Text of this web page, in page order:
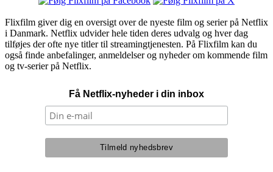
Flixfilm giver dig en oversigt over de nyeste film og serier på Netflix
i Danmark. Netflix udvider hele tiden deres udvalg og hver dag
tilføjes der ofte nye titler til streamingtjenesten. På Flixfilm kan du
også finde anbefalinger, anmeldelser og nyheder om kommende film
og tv-serier på Netflix.
Få Netflix-nyheder i din inbox